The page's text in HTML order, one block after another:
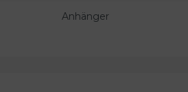
Anhänger